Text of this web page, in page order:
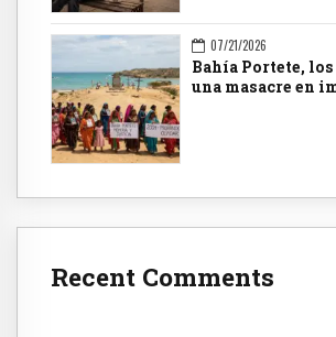
07/21/2026
Bahía Portete,
una masacre en
Recent Comments